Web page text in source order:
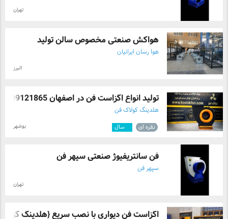
تهران
هواکش صنعتی مخصوص سالن تولید
هوا رسان ایرانیان
البرز
تولید انواع اگزاست فن در اصفهان 09121865 ...
هلدینگ کولاک فن
نقره ای سال بوشهر
فن سانتریفیوژ صنعتی سپهر فن
سپهر فن
تهران
اگزاست فن دیواری با نصب سریع {هلدینگ کول